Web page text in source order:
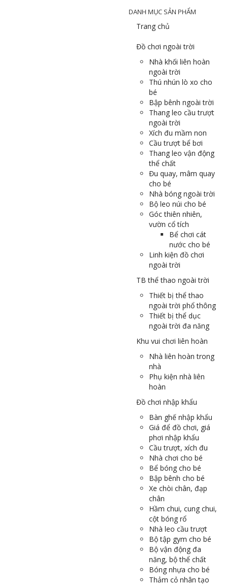
DANH MỤC SẢN PHẨM
Trang chủ
Đồ chơi ngoài trời
Nhà khối liên hoàn
ngoài trời
Thú nhún lò xo cho
bé
Bập bênh ngoài trời
Thang leo cầu trượt
ngoài trời
Xích đu mầm non
Cầu trượt bể bơi
Thang leo vận động
thể chất
Đu quay, mâm quay
cho bé
Nhà bóng ngoài trời
Bộ leo núi cho bé
Góc thiên nhiên,
vườn cổ tích
Bể chơi cát
nước cho bé
Linh kiện đồ chơi
ngoài trời
TB thể thao ngoài trời
Thiết bị thể thao
ngoài trời phổ thông
Thiết bị thể dục
ngoài trời đa năng
Khu vui chơi liên hoàn
Nhà liên hoàn trong
nhà
Phụ kiện nhà liên
hoàn
Đồ chơi nhập khẩu
Bàn ghế nhập khẩu
Giá để đồ chơi, giá
phơi nhập khẩu
Cầu trượt, xích đu
Nhà chơi cho bé
Bể bóng cho bé
Bập bênh cho bé
Xe chòi chân, đạp
chân
Hầm chui, cung chui,
cột bóng rổ
Nhà leo cầu trượt
Bộ tập gym cho bé
Bộ vận động đa
năng, bộ thể chất
Bóng nhựa cho bé
Thảm cỏ nhân tạo